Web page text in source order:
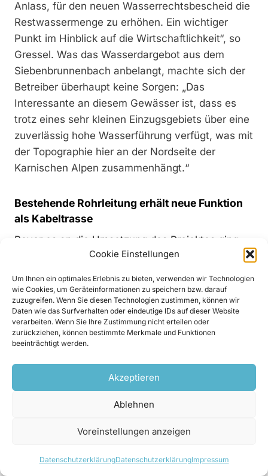
Cookie Einstellungen
Um Ihnen ein optimales Erlebnis zu bieten, verwenden wir Technologien
wie Cookies, um Geräteinformationen zu speichern bzw. darauf
zuzugreifen. Wenn Sie diesen Technologien zustimmen, können wir
Daten wie das Surfverhalten oder eindeutige IDs auf dieser Website
verarbeiten. Wenn Sie Ihre Zustimmung nicht erteilen oder
zurückziehen, können bestimmte Merkmale und Funktionen
beeinträchtigt werden.
Akzeptieren
Ablehnen
Voreinstellungen anzeigen
DatenschutzerklärungDatenschutzerklärungImpressum
Anlass, für den neuen Wasserrechtsbescheid die
Restwassermenge zu erhöhen. Ein wichtiger
Punkt im Hinblick auf die Wirtschaftlichkeit“, so
Gressel. Was das Wasserdargebot aus dem
Siebenbrunnenbach anbelangt, machte sich der
Betreiber überhaupt keine Sorgen: „Das
Interessante an diesem Gewässer ist, dass es
trotz eines sehr kleinen Einzugsgebiets über eine
zuverlässig hohe Wasserführung verfügt, was mit
der Topographie hier an der Nordseite der
Karnischen Alpen zusammenhängt.“
Bestehende Rohrleitung erhält neue Funktion
als Kabeltrasse
Bevor es an die Umsetzung des Projektes ging,
brauchte es neben der behördlichen
Nachbarn, auf dessen Grundstück die Fassung
liegt. Nachdem auch dieser Punkt einvernehmlich
geregelt wurde, konnte es losgehen. Das
gemeinsam mit seinem Planer Christoph Aste
waren, beibehalten wollte. Das betraf einerseits
die Wasserfassung und die Überleitung zum
andererseits die alte Druckrohrleitung – letztere
Stahlrohrleitung DN122 aus den frühen 1950er-